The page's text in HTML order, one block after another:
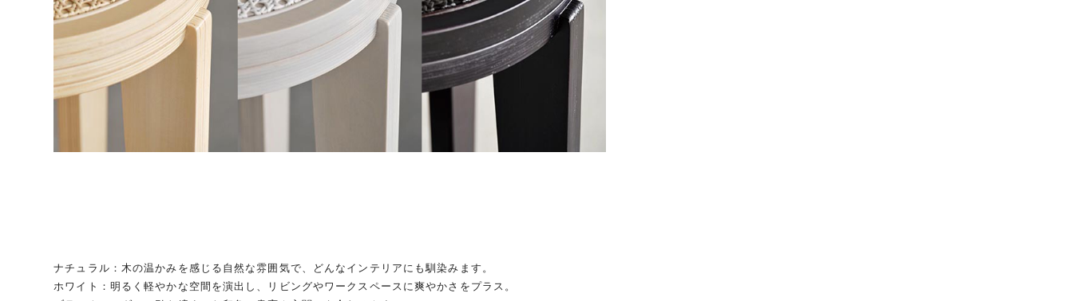
ナチュラル：木の温かみを感じる自然な雰囲気で、どんなインテリアにも馴染みます。
ホワイト：明るく軽やかな空間を演出し、リビングやワークスペースに爽やかさをプラス。